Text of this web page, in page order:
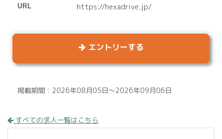
URL https://hexadrive.jp/
エントリーする
掲載期間：2026年08月05日～2026年09月06日
すべての求人一覧はこちら